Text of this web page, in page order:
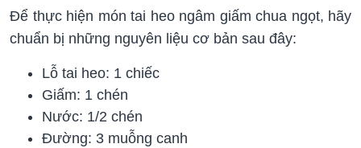
Để thực hiện món tai heo ngâm giấm chua ngọt, hãy
chuẩn bị những nguyên liệu cơ bản sau đây:
Lỗ tai heo: 1 chiếc
Giấm: 1 chén
Nước: 1/2 chén
Đường: 3 muỗng canh